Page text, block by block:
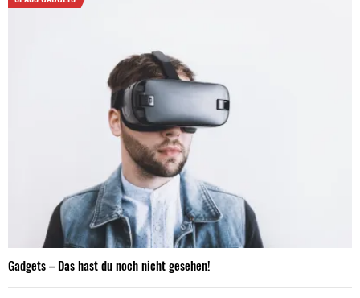
Gadgets – Das hast du noch nicht gesehen!